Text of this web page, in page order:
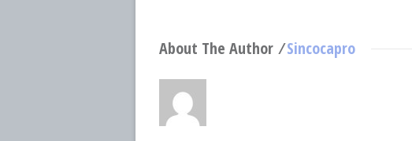
About The Author ⁄Sincocapro